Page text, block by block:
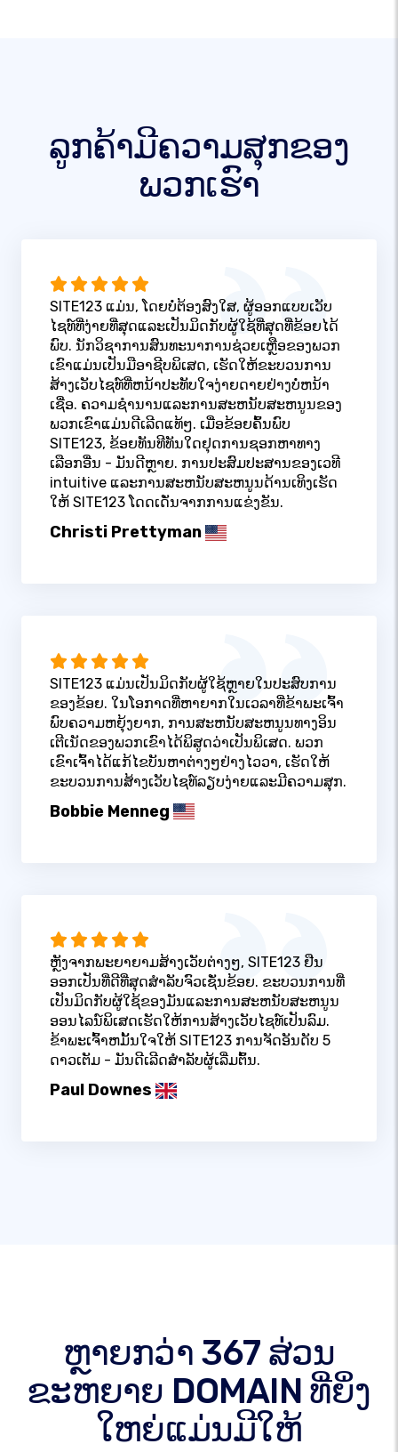
ລູກຄ້າມີຄວາມສຸກຂອງ
ພວກເຮົາ
SITE123 ແມ່ນ, ໂດຍບໍ່ຕ້ອງສົງໃສ, ຜູ້ອອກແບບເວັບ
ໄຊທ໌ທີ່ງ່າຍທີ່ສຸດແລະເປັນມິດກັບຜູ້ໃຊ້ທີ່ສຸດທີ່ຂ້ອຍໄດ້
ພົບ. ນັກວິຊາການສົນທະນາການຊ່ວຍເຫຼືອຂອງພວກ
ເຂົາແມ່ນເປັນມືອາຊີບພິເສດ, ເຮັດໃຫ້ຂະບວນການ
ສ້າງເວັບໄຊທ໌ທີ່ຫນ້າປະທັບໃຈງ່າຍດາຍຢ່າງບໍ່ຫນ້າ
ເຊື່ອ. ຄວາມຊໍານານແລະການສະຫນັບສະຫນູນຂອງ
ພວກເຂົາແມ່ນດີເລີດແທ້ໆ. ເມື່ອຂ້ອຍຄົ້ນພົບ
SITE123, ຂ້ອຍທັນທີທັນໃດຢຸດການຊອກຫາທາງ
ເລືອກອື່ນ - ມັນດີຫຼາຍ. ການປະສົມປະສານຂອງເວທີ
intuitive ແລະການສະຫນັບສະຫນູນດ້ານເທິງເຮັດ
ໃຫ້ SITE123 ໂດດເດັ່ນຈາກການແຂ່ງຂັນ.
Christi Prettyman
SITE123 ແມ່ນເປັນມິດກັບຜູ້ໃຊ້ຫຼາຍໃນປະສົບການ
ຂອງຂ້ອຍ. ໃນໂອກາດທີ່ຫາຍາກໃນເວລາທີ່ຂ້າພະເຈົ້າ
ພົບຄວາມຫຍຸ້ງຍາກ, ການສະຫນັບສະຫນູນທາງອິນ
ເຕີເນັດຂອງພວກເຂົາໄດ້ພິສູດວ່າເປັນພິເສດ. ພວກ
ເຂົາເຈົ້າໄດ້ແກ້ໄຂບັນຫາຕ່າງໆຢ່າງໄວວາ, ເຮັດໃຫ້
ຂະບວນການສ້າງເວັບໄຊທ໌ລຽບງ່າຍແລະມີຄວາມສຸກ.
Bobbie Menneg
ຫຼັງຈາກພະຍາຍາມສ້າງເວັບຕ່າງໆ, SITE123 ຢືນ
ອອກເປັນທີ່ດີທີ່ສຸດສໍາລັບຈົວເຊັ່ນຂ້ອຍ. ຂະບວນການທີ່
ເປັນມິດກັບຜູ້ໃຊ້ຂອງມັນແລະການສະຫນັບສະຫນູນ
ອອນໄລນ໌ພິເສດເຮັດໃຫ້ການສ້າງເວັບໄຊທ໌ເປັນລົມ.
ຂ້າພະເຈົ້າຫມັ້ນໃຈໃຫ້ SITE123 ການຈັດອັນດັບ 5
ດາວເຕັມ - ມັນດີເລີດສໍາລັບຜູ້ເລີ່ມຕົ້ນ.
Paul Downes
ຫຼາຍກວ່າ 367 ສ່ວນ
ຂະຫຍາຍ DOMAIN ທີ່ຍິ່ງ
ໃຫຍ່ແມ່ນມີໃຫ້